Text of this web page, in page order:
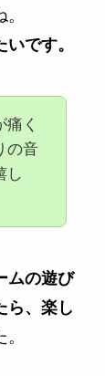
です。
く
の音
し
ムの遊び
ら、楽し